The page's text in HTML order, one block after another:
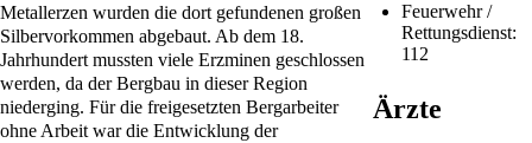
Metallerzen wurden die dort gefundenen großen
Silbervorkommen abgebaut. Ab dem 18.
Jahrhundert mussten viele Erzminen geschlossen
werden, da der Bergbau in dieser Region
niederging. Für die freigesetzten Bergarbeiter
ohne Arbeit war die Entwicklung der
Feuerwehr /
Rettungsdienst:
112
Ärzte